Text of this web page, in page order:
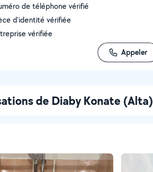
de téléphone vérifié
d'identité vérifiée
vérifiée
Appeler
de Diaby Konate (Alta)